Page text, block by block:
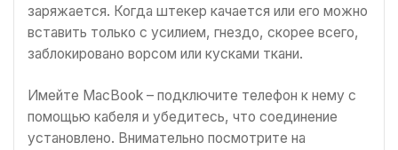
заряжается. Когда штекер качается или его можно
вставить только с усилием, гнездо, скорее всего,
заблокировано ворсом или кусками ткани.
Имейте MacBook – подключите телефон к нему с
помощью кабеля и убедитесь, что соединение
установлено. Внимательно посмотрите на